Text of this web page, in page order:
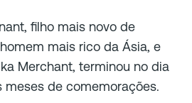
filho mais novo de
mais rico da Ásia, e
Merchant, terminou no dia
meses de comemorações.